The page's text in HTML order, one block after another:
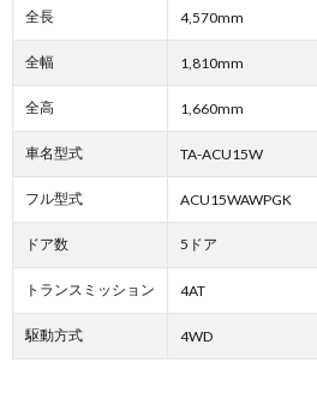
全長 4,570mm
全幅 1,810mm
全高 1,660mm
車名型式 TA-ACU15W
フル型式 ACU15WAWPGK
ドア数 5ドア
トランスミッション 4AT
駆動方式 4WD